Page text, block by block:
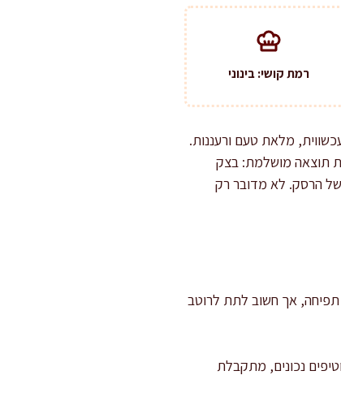
רמת קושי: בינוני
מלאת טעם ורעננות.
תוצאה מושלמת: בצק
של הרסק. לא מדובר רק
נדרש זמן תפיחה, אך חשוב לתת לרוטב
נכונים, מתקבלת